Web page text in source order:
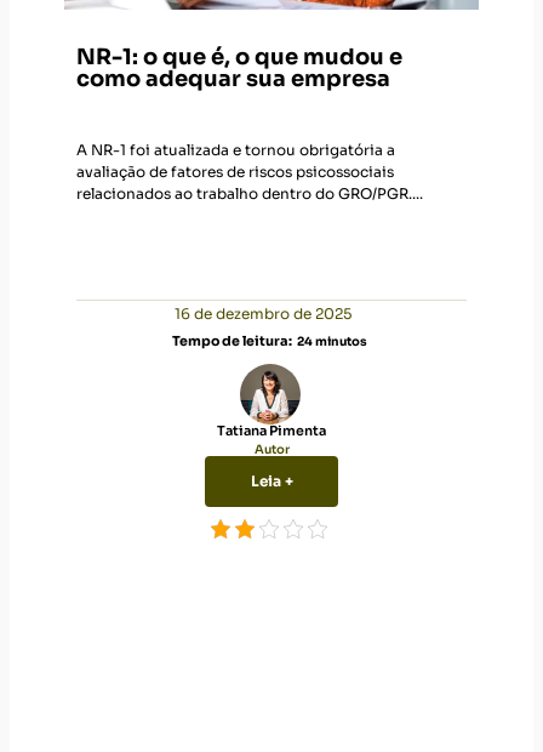
NR-1: o que é, o que mudou e
como adequar sua empresa
A NR-1 foi atualizada e tornou obrigatória a
avaliação de fatores de riscos psicossociais
relacionados ao trabalho dentro do GRO/PGR....
16 de dezembro de 2025
Tempo de leitura: 24minutos
Tatiana Pimenta
Autor
Leia +